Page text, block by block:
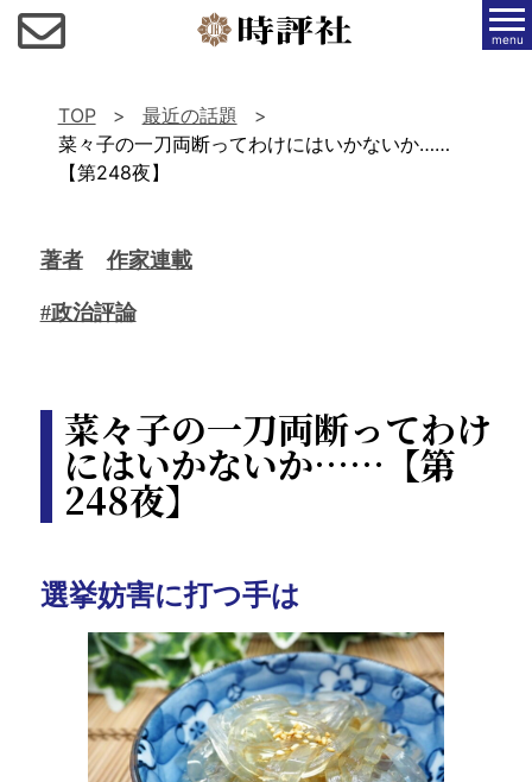
menu
TOP
最近の話題
菜々子の一刀両断ってわけにはいかないか……
【第248夜】
著者 作家連載
#政治評論
菜々子の一刀両断ってわけ
にはいかないか……【第
248夜】
選挙妨害に打つ手は